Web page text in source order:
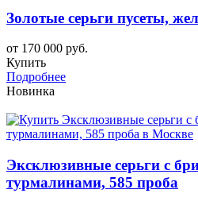
Золотые серьги пусеты,
от 170 000 руб.
Купить
Подробнее
Новинка
Эксклюзивные серьги с
турмалинами, 585 проба